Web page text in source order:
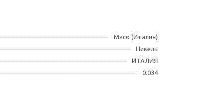
Maco (Италия)
Никель
ИТАЛИЯ
0.034